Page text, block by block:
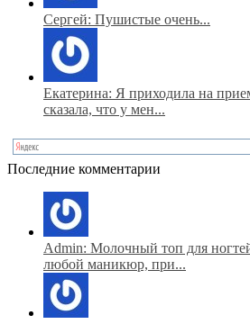
Сергей: Пушистые очень...
Екатерина: Я приходила на
сказала, что у мен...
Последние комментарии
Admin: Молочный топ для
любой маникюр, при...